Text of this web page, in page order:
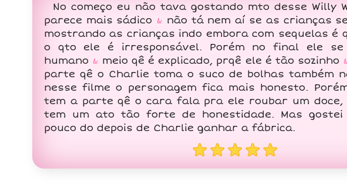
No começo eu não tava gostando mto desse Willy
parece mais sádico & não tá nem aí se as crianças
mostrando as crianças indo embora com sequelas é
o qto ele é irresponsável. Porém no final ele se
humano & meio qê é explicado, prqê ele é tão sozinho
parte qê o Charlie toma o suco de bolhas também
nesse filme o personagem fica mais honesto.
tem a parte qê o cara fala pra ele roubar um doce,
tem um ato tão forte de honestidade. Mas gostei
pouco do depois de Charlie ganhar a fábrica.
★★★★★